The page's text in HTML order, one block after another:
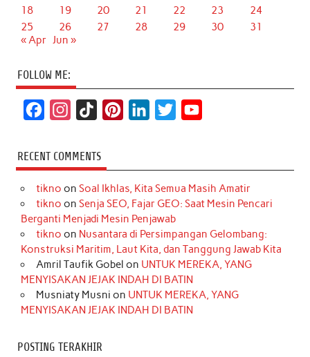
18
19 20 21 22 23
24
25
26 27 28 29 30
31
« Apr Jun »
FOLLOW ME:
c
e
b
o
k
s
t
a
r
a
m
k
T
o
k
t
e
e
s
t
k
e
d
I
n
t
t
r
T
u
e
RECENT COMMENTS
tikno on Soal Ikhlas, Kita Semua Masih Amatir
tikno on Senja SEO, Fajar GEO: Saat Mesin Pencari
Berganti Menjadi Mesin Penjawab
tikno on Nusantara di Persimpangan Gelombang:
Konstruksi Maritim, Laut Kita, dan Tanggung Jawab Kita
Amril Taufik Gobel on UNTUK MEREKA, YANG
MENYISAKAN JEJAK INDAH DI BATIN
Musniaty Musni on UNTUK MEREKA, YANG
MENYISAKAN JEJAK INDAH DI BATIN
POSTING TERAKHIR